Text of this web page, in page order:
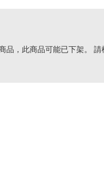
品，此商品可能已下架。